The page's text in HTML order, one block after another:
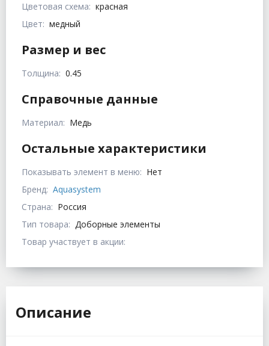
Цветовая схема: красная
Цвет: медный
Размер и вес
Толщина: 0.45
Справочные данные
Материал: Медь
Остальные характеристики
Показывать элемент в меню: Нет
Бренд: Aquasystem
Страна: Россия
Тип товара: Доборные элементы
Товар участвует в акции:
Описание